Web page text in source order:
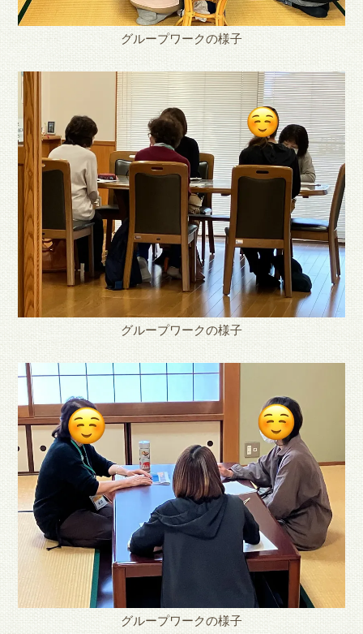
グループワークの様子
グループワークの様子
グループワークの様子